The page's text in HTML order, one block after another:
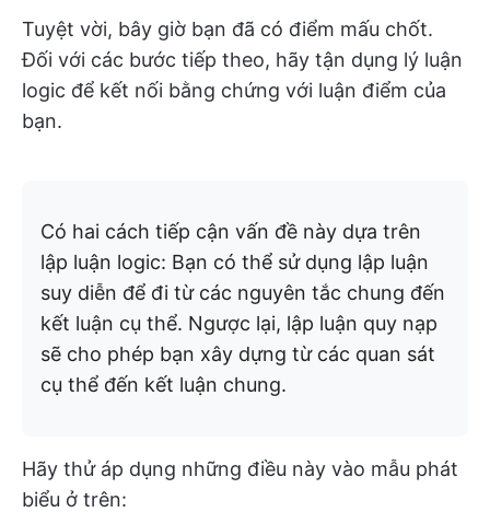
Tuyệt vời, bây giờ bạn đã có điểm mấu chốt.
Đối với các bước tiếp theo, hãy tận dụng lý luận
logic để kết nối bằng chứng với luận điểm của
bạn.
Có hai cách tiếp cận vấn đề này dựa trên
lập luận logic: Bạn có thể sử dụng lập luận
suy diễn để đi từ các nguyên tắc chung đến
kết luận cụ thể. Ngược lại, lập luận quy nạp
sẽ cho phép bạn xây dựng từ các quan sát
cụ thể đến kết luận chung.
Hãy thử áp dụng những điều này vào mẫu phát
biểu ở trên: